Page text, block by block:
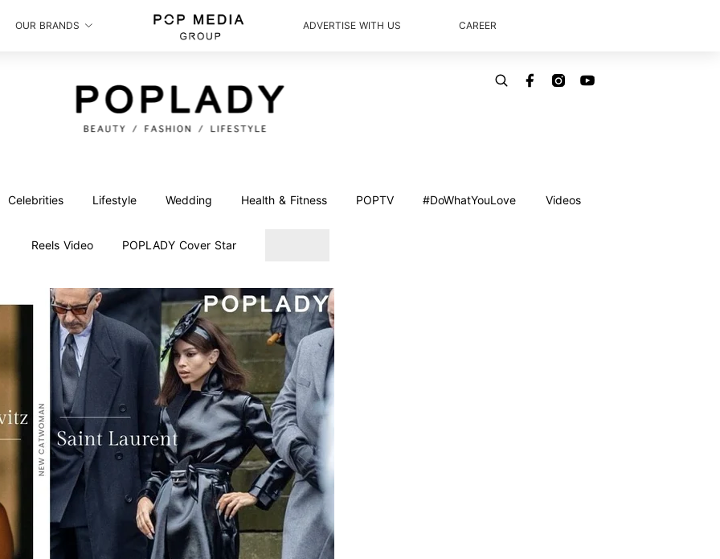
OUR BRANDS ADVERTISE WITH US CAREER
Celebrities Lifestyle Wedding Health & Fitness POPTV #DoWhatYouLove Videos
Reels Video POPLADY Cover Star